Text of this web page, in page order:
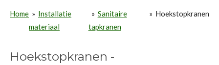
Home » Installatie
materiaal
» Sanitaire
tapkranen
» Hoekstopkranen
Hoekstopkranen -